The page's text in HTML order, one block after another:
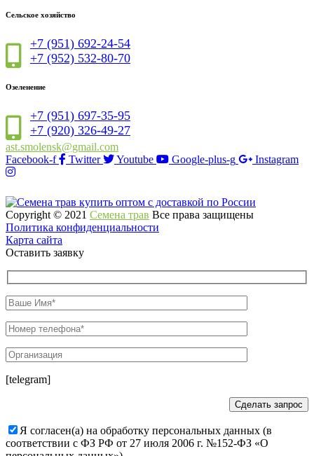
Сельское хозяйство
+7 (951) 692-24-54
+7 (952) 532-80-70
Озеленение
+7 (951) 697-35-95
+7 (920) 326-49-27
ast.smolensk@gmail.com
Facebook-f
Twitter Youtube Google-plus-g Instagram
Copyright © 2021 Семена трав Все права защищены
Политика конфиденциальности
Карта сайта
Оставить заявку
[telegram]
Я согласен(а) на обработку персональных данных (в
соответствии с ФЗ РФ от 27 июля 2006 г. №152-ФЗ «О